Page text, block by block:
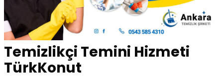
Temizlikçi Temini Hizmeti
TürkKonut